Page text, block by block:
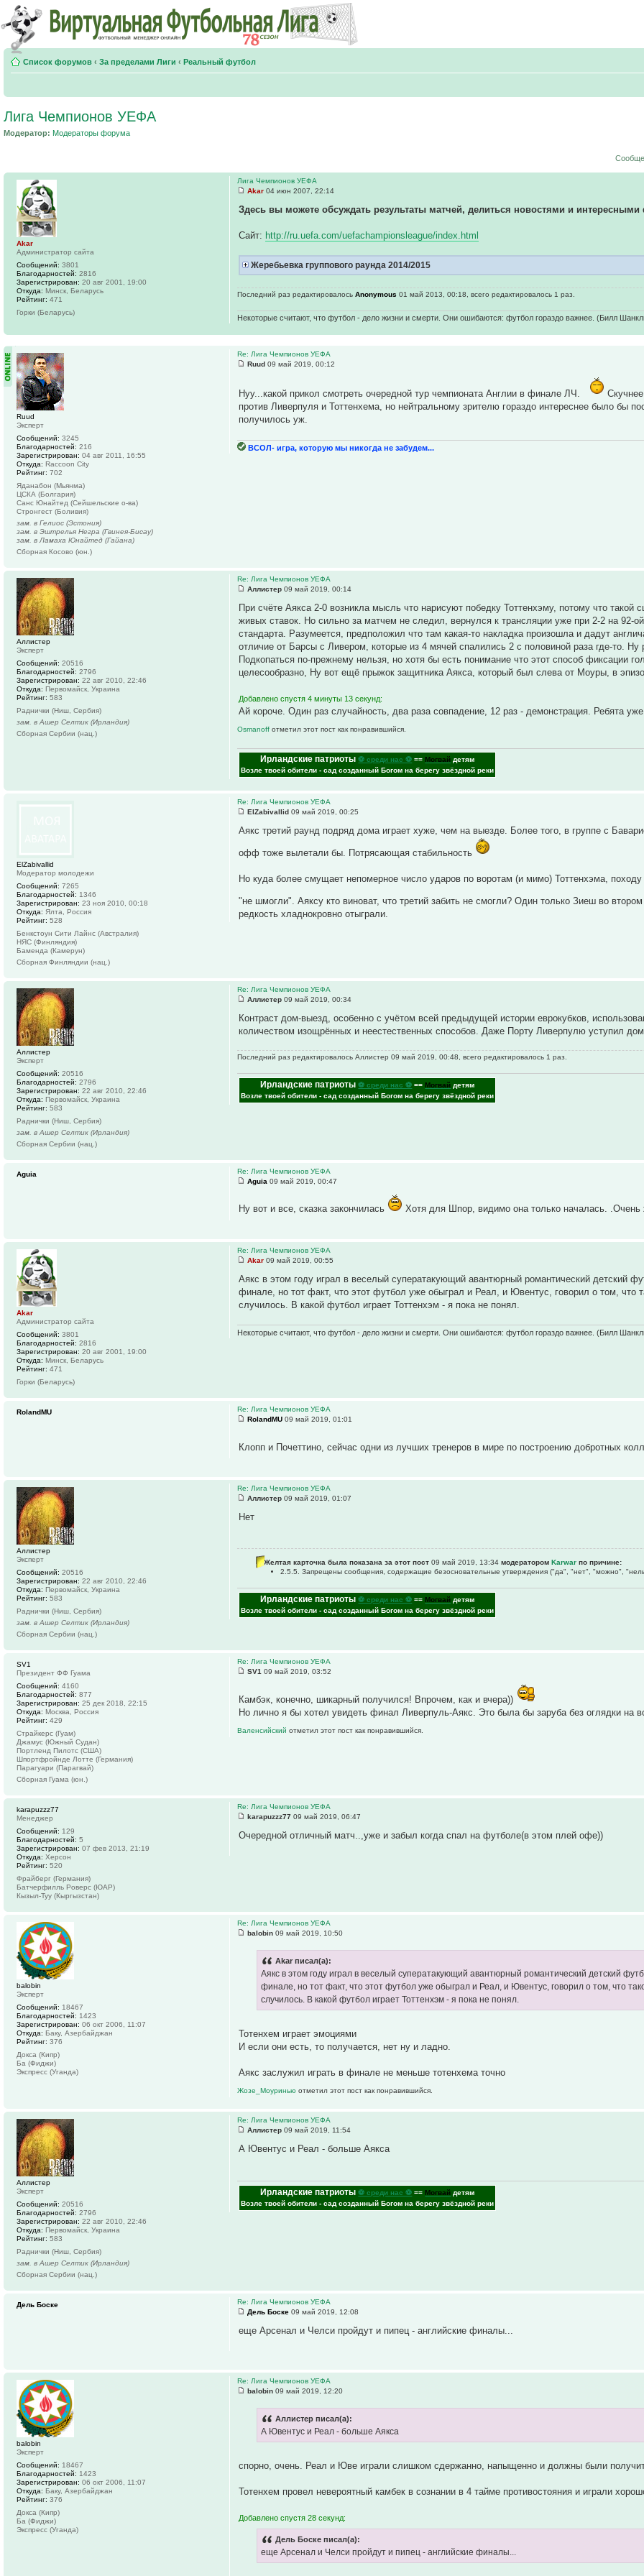
Список форумов ‹ За пределами Лиги ‹ Реальный футбол
Лига Чемпионов УЕФА
Модератор: Модераторы форума
Лига Чемпионов УЕФА
Akar 04 июн 2007, 22:14
Здесь вы можете обсуждать результаты матчей, делиться новостями и
Сайт: http://ru.uefa.com/uefachampionsleague/index.html
Жеребьевка группового раунда 2014/2015
Последний раз редактировалосьAnonymous 01 май 2013, 00:18, всего редактировалось 1 раз.
Некоторые считают, что футбол - дело жизни и смерти. Они ошибаются: футбол гораздо важнее. (Билл
Akar
Администратор сайта
Сообщений: 3801
Благодарностей: 2816
Зарегистрирован: 20 авг 2001, 19:00
Откуда: Минск, Беларусь
Рейтинг: 471
Горки (Беларусь)
Re: Лига Чемпионов УЕФА
Ruud 09 май 2019, 00:12
Нуу...какой прикол смотреть очередной тур чемпионата Англии в финале ЛЧ.
против Ливерпуля и Тоттенхема, но нейтральному зрителю гораздо интереснее было бы
получилось уж.
ВСОЛ- игра, которую мы никогда не забудем...
Ruud
Эксперт
Сообщений: 3245
Благодарностей: 216
Зарегистрирован: 04 авг 2011, 16:55
Откуда: Raccoon City
Рейтинг: 702
Яданабон (Мьянма)
ЦСКА (Болгария)
Санс Юнайтед (Сейшельские о-ва)
Стронгест (Боливия)
зам. в Гелиос (Эстония)
зам. в Эштрелья Негра (Гвинея-Бисау)
зам. в Ламаха Юнайтед (Гайана)
Сборная Косово (юн.)
Re: Лига Чемпионов УЕФА
Аллистер 09 май 2019, 00:14
При счёте Аякса 2-0 возникла мысль что нарисуют победку Тоттенхэму, потому что
живых ставок. Но сильно за матчем не следил, вернулся к трансляции уже при 2-2 на 92-
стандарта. Разумеется, предположил что там какая-то накладка произошла и дадут
отличие от Барсы с Ливером, которые из 4 мячей спалились 2 с половиной раза где-то. Ну
Подкопаться по-прежнему нельзя, но хотя бы есть понимание что этот способ фиксации
целесообразно, Ну вот ещё прыжок защитника Аякса, который был слева от Моуры, в
Добавлено спустя 4 минуты 13 секунд:
Ай короче. Один раз случайность, два раза совпадение, 12 раз - демонстрация. Ребята
Osmanoffотметил этот пост как понравившийся.
Ирландские патриоты ⚽ среди нас ⚽ ==Могвай детям
Возле твоей обители - сад созданный Богом на берегу звёздной реки
Аллистер
Эксперт
Сообщений: 20516
Благодарностей: 2796
Зарегистрирован: 22 авг 2010, 22:46
Откуда: Первомайск, Украина
Рейтинг: 583
Раднички (Ниш, Сербия)
зам. в Ашер Селтик (Ирландия)
Сборная Сербии (нац.)
Re: Лига Чемпионов УЕФА
ElZabivallid 09 май 2019, 00:25
Аякс третий раунд подряд дома играет хуже, чем на выезде. Более того, в группе с
офф тоже вылетали бы. Потрясающая стабильность
Но куда более смущает непомерное число ударов по воротам (и мимо) Тоттенхэма,
"не шмогли". Аяксу кто виноват, что третий забить не смогли? Один только Зиеш во
редкость хладнокровно отыграли.
ElZabivallid
Модератор молодежи
Сообщений: 7265
Благодарностей: 1346
Зарегистрирован: 23 ноя 2010, 00:18
Откуда: Ялта, Россия
Рейтинг: 528
Бенкстоун Сити Лайнс (Австралия)
НЯС (Финляндия)
Баменда (Камерун)
Сборная Финляндии (нац.)
Re: Лига Чемпионов УЕФА
Аллистер 09 май 2019, 00:34
Контраст дом-выезд, особенно с учётом всей предыдущей истории еврокубков,
количеством изощрённых и неестественных способов. Даже Порту Ливерпулю уступил
Последний раз редактировалось Аллистер 09 май 2019, 00:48, всего редактировалось 1 раз.
Ирландские патриоты ⚽ среди нас ⚽ ==Могвай детям
Возле твоей обители - сад созданный Богом на берегу звёздной реки
Аллистер
Эксперт
Сообщений: 20516
Благодарностей: 2796
Зарегистрирован: 22 авг 2010, 22:46
Откуда: Первомайск, Украина
Рейтинг: 583
Раднички (Ниш, Сербия)
зам. в Ашер Селтик (Ирландия)
Сборная Сербии (нац.)
Re: Лига Чемпионов УЕФА
Aguia 09 май 2019, 00:47
Ну вот и все, сказка закончилась Хотя для Шпор, видимо она только началась.
Aguia
Re: Лига Чемпионов УЕФА
Akar 09 май 2019, 00:55
Аякс в этом году играл в веселый суператакующий авантюрный романтический детский
финале, но тот факт, что этот футбол уже обыграл и Реал, и Ювентус, говорил о том,
случилось. В какой футбол играет Тоттенхэм - я пока не понял.
Некоторые считают, что футбол - дело жизни и смерти. Они ошибаются: футбол гораздо важнее. (Билл
Akar
Администратор сайта
Сообщений: 3801
Благодарностей: 2816
Зарегистрирован: 20 авг 2001, 19:00
Откуда: Минск, Беларусь
Рейтинг: 471
Горки (Беларусь)
Re: Лига Чемпионов УЕФА
RolandMU 09 май 2019, 01:01
Клопп и Почеттино, сейчас одни из лучших тренеров в мире по построению добротных
RolandMU
Re: Лига Чемпионов УЕФА
Аллистер 09 май 2019, 01:07
Нет
Желтая карточка была показана за этот пост09 май 2019, 13:34 модераторомKarwar по причине:
2.5.5. Запрещены сообщения, содержащие безосновательные утверждения ("да", "нет", "можно",
Ирландские патриоты ⚽ среди нас ⚽ ==Могвай детям
Возле твоей обители - сад созданный Богом на берегу звёздной реки
Аллистер
Эксперт
Сообщений: 20516
Зарегистрирован: 22 авг 2010, 22:46
Откуда: Первомайск, Украина
Рейтинг: 583
Раднички (Ниш, Сербия)
зам. в Ашер Селтик (Ирландия)
Сборная Сербии (нац.)
Re: Лига Чемпионов УЕФА
SV1 09 май 2019, 03:52
Камбэк, конечно, шикарный получился! Впрочем, как и вчера))
Но лично я бы хотел увидеть финал Ливерпуль-Аякс. Это была бы заруба без оглядки на
Валенсийскийотметил этот пост как понравившийся.
SV1
Президент ФФ Гуама
Сообщений: 4160
Благодарностей: 877
Зарегистрирован: 25 дек 2018, 22:15
Откуда: Москва, Россия
Рейтинг: 429
Страйкерс (Гуам)
Джамус (Южный Судан)
Портленд Пилотс (США)
Шпортфройнде Лотте (Германия)
Парагуари (Парагвай)
Сборная Гуама (юн.)
Re: Лига Чемпионов УЕФА
karapuzzz77 09 май 2019, 06:47
Очередной отличный матч..,уже и забыл когда спал на футболе(в этом плей офе))
karapuzzz77
Менеджер
Сообщений: 129
Благодарностей: 5
Зарегистрирован: 07 фев 2013, 21:19
Откуда: Херсон
Рейтинг: 520
Фрайберг (Германия)
Батчерфилль Роверс (ЮАР)
Кызыл-Туу (Кыргызстан)
Re: Лига Чемпионов УЕФА
balobin 09 май 2019, 10:50
Akar писал(а):
Аякс в этом году играл в веселый суператакующий авантюрный романтический детский
финале, но тот факт, что этот футбол уже обыграл и Реал, и Ювентус, говорил о том, что
случилось. В какой футбол играет Тоттенхэм - я пока не понял.
Тотенхем играет эмоциями
И если они есть, то получается, нет ну и ладно.
Аякс заслужил играть в финале не меньше тотенхема точно
Жозе_Моуриньюотметил этот пост как понравившийся.
balobin
Эксперт
Сообщений: 18467
Благодарностей: 1423
Зарегистрирован: 06 окт 2006, 11:07
Откуда: Баку, Азербайджан
Рейтинг: 376
Докса (Кипр)
Ба (Фиджи)
Экспресс (Уганда)
Re: Лига Чемпионов УЕФА
Аллистер 09 май 2019, 11:54
А Ювентус и Реал - больше Аякса
Ирландские патриоты ⚽ среди нас ⚽ ==Могвай детям
Возле твоей обители - сад созданный Богом на берегу звёздной реки
Аллистер
Эксперт
Сообщений: 20516
Благодарностей: 2796
Зарегистрирован: 22 авг 2010, 22:46
Откуда: Первомайск, Украина
Рейтинг: 583
Раднички (Ниш, Сербия)
зам. в Ашер Селтик (Ирландия)
Сборная Сербии (нац.)
Re: Лига Чемпионов УЕФА
Дель Боске 09 май 2019, 12:08
еще Арсенал и Челси пройдут и пипец - английские финалы...
Дель Боске
Re: Лига Чемпионов УЕФА
balobin 09 май 2019, 12:20
Аллистер писал(а):
А Ювентус и Реал - больше Аякса
спорно, очень. Реал и Юве играли слишком сдержанно, напыщенно и должны были
Тотенхем провел невероятный камбек в сознании в 4 тайме противостояния и играли
Добавлено спустя 28 секунд:
Дель Боске писал(а):
еще Арсенал и Челси пройдут и пипец - английские финалы...
balobin
Эксперт
Сообщений: 18467
Благодарностей: 1423
Зарегистрирован: 06 окт 2006, 11:07
Откуда: Баку, Азербайджан
Рейтинг: 376
Докса (Кипр)
Ба (Фиджи)
Экспресс (Уганда)